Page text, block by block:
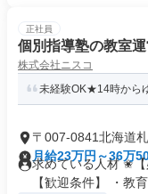
正社員
個別指導塾の教室
株式会社ニスコ
未経験OK★14時から
〒007-0841北海道
月給23万円～36万
求めている人材 ✬
【歓迎条件】 ・教育